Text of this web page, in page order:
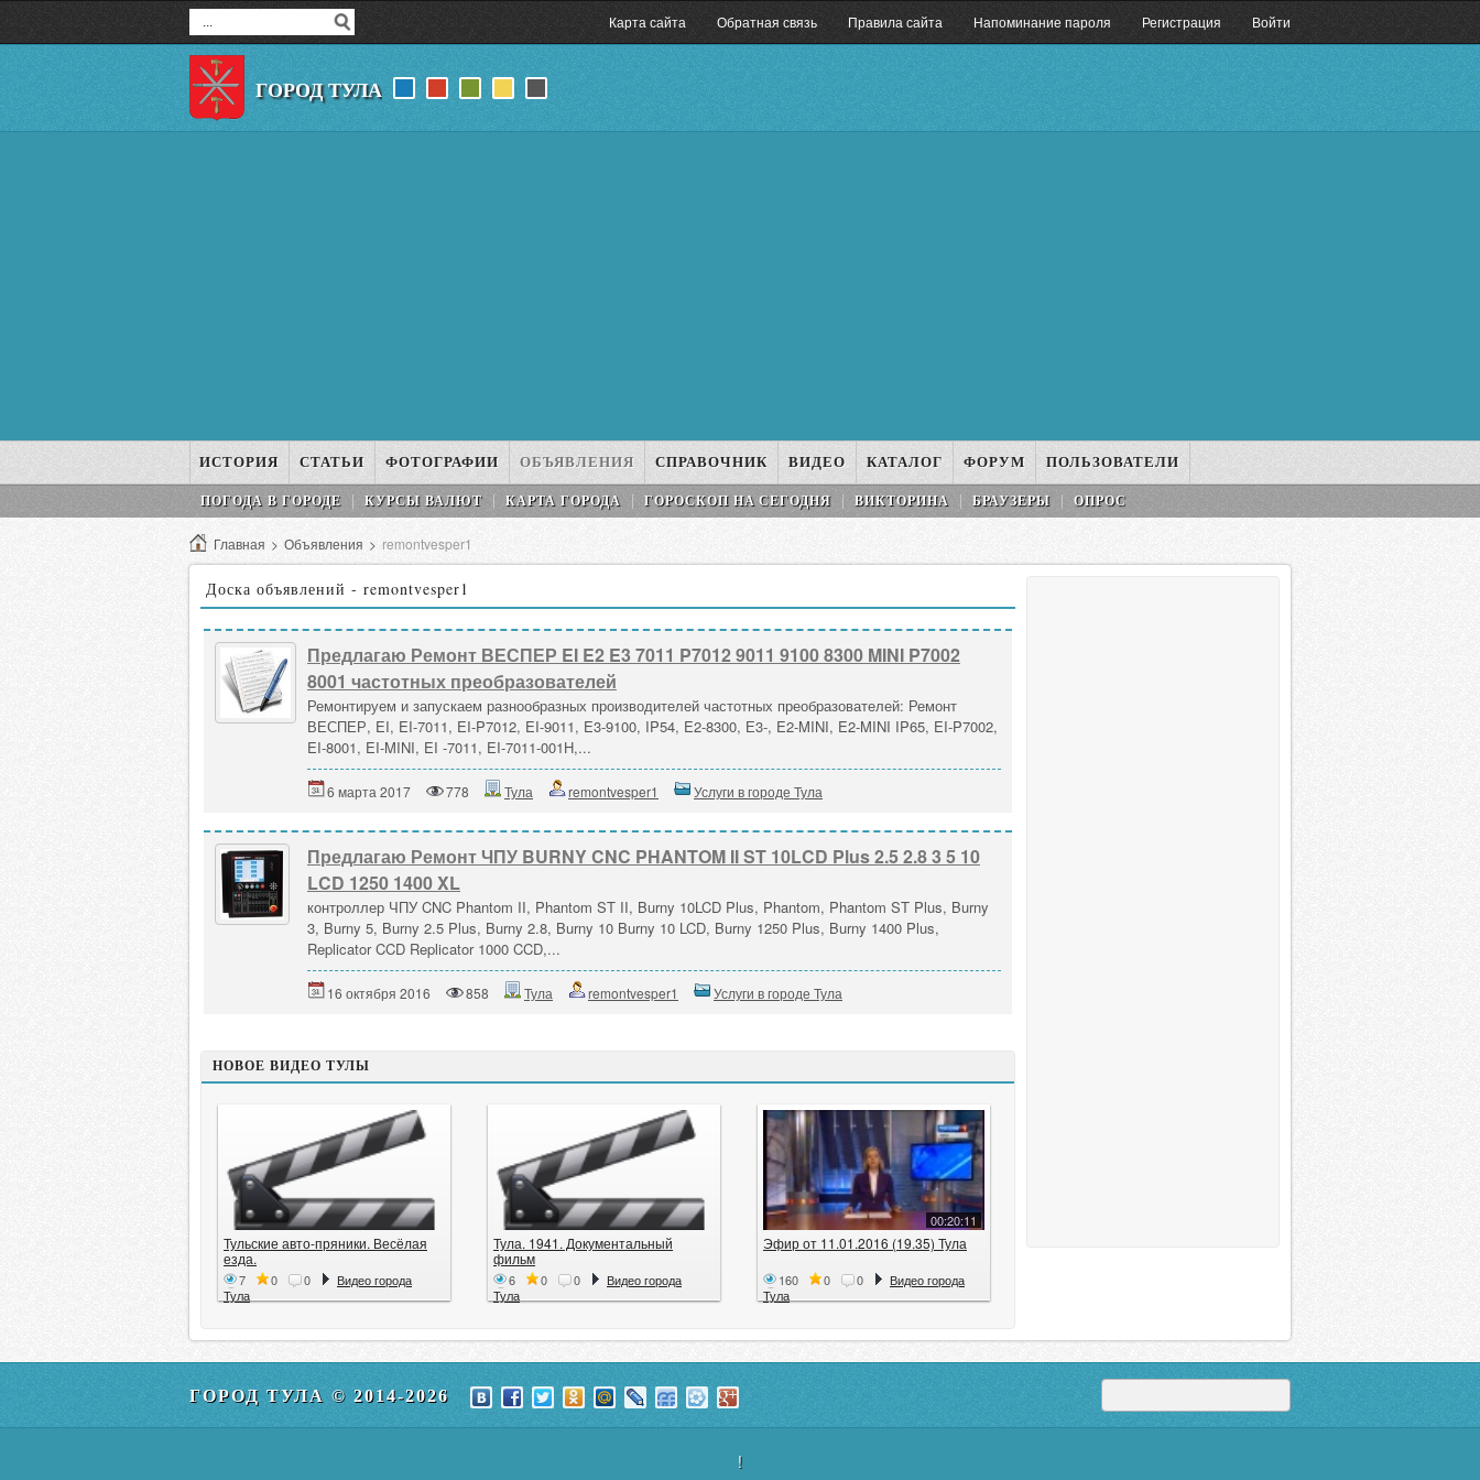
Карта сайта Обратная связь Правила сайта Напоминание пароля Регистрация Войти
ГОРОД ТУЛА
ИСТОРИЯ СТАТЬИ ФОТОГРАФИИ ОБЪЯВЛЕНИЯ СПРАВОЧНИК ВИДЕО КАТАЛОГ ФОРУМ ПОЛЬЗОВАТЕЛИ
ПОГОДА В ГОРОДЕ КУРСЫ ВАЛЮТ КАРТА ГОРОДА ГОРОСКОП НA СEГОДНЯ ВИКТОРИНА БРАУЗЕРЫ ОПРОС
Главная > Объявления > remontvesper1
Доска объявлений - remontvesper1
Предлагаю Ремонт ВЕСПЕР EI E2 E3 7011 P7012 9011 9100 8300 MINI P7002
8001 частотных преобразователей
Ремонтируем и запускаем разнообразных производителей частотных преобразователей: Ремонт
ВЕСПЕР, EI, EI-7011, EI-P7012, EI-9011, E3-9100, IP54, E2-8300, Е3-, E2-MINI, E2-MINI IP65, EI-P7002,
EI-8001, EI-MINI, EI -7011, EI-7011-001H,...
6 марта 2017 778 Тула remontvesper1 Услуги в городе Тула
Предлагаю Ремонт ЧПУ BURNY CNC PHANTOM II ST 10LCD Plus 2.5 2.8 3 5 10
LCD 1250 1400 XL
контроллер ЧПУ CNC Phantom II, Phantom ST II, Burny 10LCD Plus, Phantom, Phantom ST Plus, Burny
3, Burny 5, Burny 2.5 Plus, Burny 2.8, Burny 10 Burny 10 LCD, Burny 1250 Plus, Burny 1400 Plus,
Replicator CCD Replicator 1000 CCD,...
16 октября 2016 858 Тула remontvesper1 Услуги в городе Тула
НОВОЕ ВИДЕО ТУЛЫ
Тульские авто-пряники. Весёлая
езда.
7 0 0
Видео города
Тула
Тула. 1941. Документальный
фильм
6 0 0
Видео города
Тула
00:20:11
Эфир от 11.01.2016 (19.35) Тула
160 0 0
Видео города
Тула
ГОРОД ТУЛА © 2014-2026
!